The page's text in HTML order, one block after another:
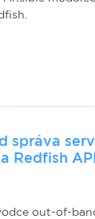
správa
Redfish API
out-of-